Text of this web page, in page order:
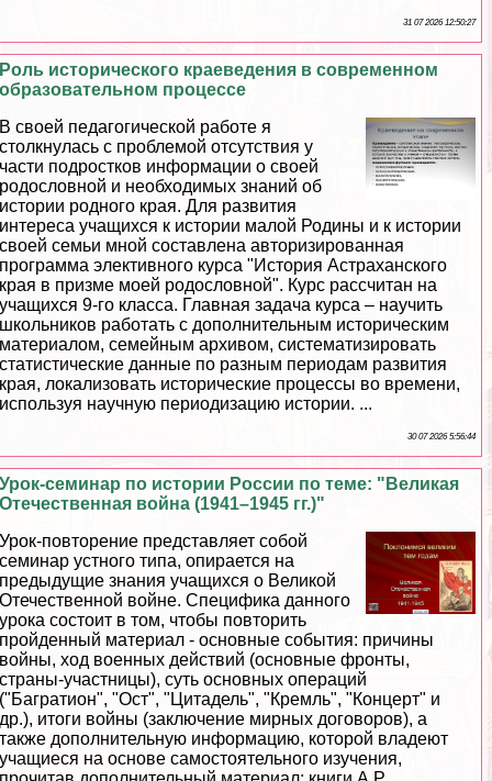
31 07 2026 12:50:27
Роль исторического краеведения в современном
образовательном процессе
В своей педагогической работе я
столкнулась с проблемой отсутствия у
части подростков информации о своей
родословной и необходимых знаний об
истории родного края. Для развития
интереса учащихся к истории малой Родины и к истории
своей семьи мной составлена авторизированная
программа элективного курса "История Астpaxaнского
края в призме моей родословной". Курс рассчитан на
учащихся 9-го класса. Главная задача курса – научить
школьников работать с дополнительным историческим
материалом, семейным архивом, систематизировать
статистические данные по разным периодам развития
края, локализовать исторические процессы во времени,
используя научную периодизацию истории. ...
30 07 2026 5:56:44
Урок-семинар по истории России по теме: "Великая
Отечественная война (1941–1945 гг.)"
Урок-повторение представляет собой
семинар устного типа, опирается на
предыдущие знания учащихся о Великой
Отечественной войне. Специфика данного
урока состоит в том, чтобы повторить
пройденный материал - основные события: причины
войны, ход военных действий (основные фронты,
страны-участницы), суть основных операций
("Багратион", "Ост", "Цитадель", "Кремль", "Концерт" и
др.), итоги войны (заключение мирных договоров), а
также дополнительную информацию, которой владеют
учащиеся на основе самостоятельного изучения,